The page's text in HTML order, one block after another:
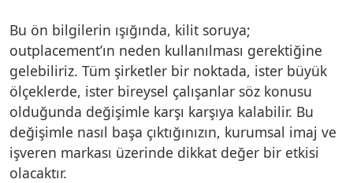
Bu ön bilgilerin ışığında, kilit soruya;
outplacement’ın neden kullanılması gerektiğine
gelebiliriz. Tüm şirketler bir noktada, ister büyük
ölçeklerde, ister bireysel çalışanlar söz konusu
olduğunda değişimle karşı karşıya kalabilir. Bu
değişimle nasıl başa çıktığınızın, kurumsal imaj ve
işveren markası üzerinde dikkat değer bir etkisi
olacaktır.